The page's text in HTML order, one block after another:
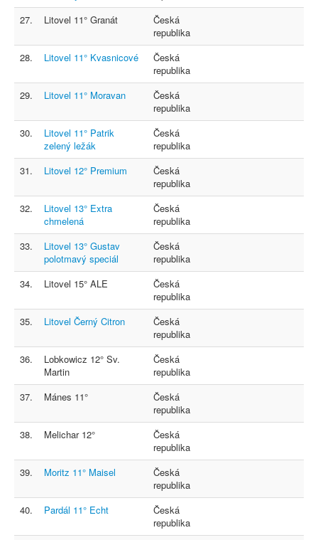
27.
Litovel 11° Granát
Česká
republika
28.
Litovel 11° Kvasnicové
Česká
republika
29.
Litovel 11° Moravan
Česká
republika
30.
Litovel 11° Patrik
zelený ležák
Česká
republika
31.
Litovel 12° Premium
Česká
republika
32.
Litovel 13° Extra
chmelená
Česká
republika
33.
Litovel 13° Gustav
polotmavý speciál
Česká
republika
34.
Litovel 15° ALE
Česká
republika
35.
Litovel Černý Citron
Česká
republika
36.
Lobkowicz 12° Sv.
Martin
Česká
republika
37.
Mánes 11°
Česká
republika
38.
Melichar 12°
Česká
republika
39.
Moritz 11° Maisel
Česká
republika
40.
Pardál 11° Echt
Česká
republika